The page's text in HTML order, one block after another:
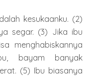
kesukaanku. (2)
segar. (3) Jika ibu
menghabiskannya
bayam banyak
(5) Ibu biasanya